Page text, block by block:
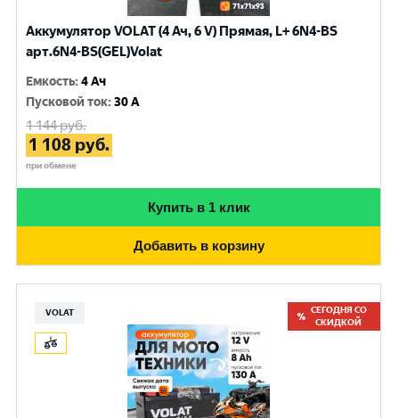
Аккумулятор VOLAT (4 Ач, 6 V) Прямая, L+ 6N4-BS
арт.6N4-BS(GEL)Volat
Емкость:4 Ач
Пусковой ток:30 A
1 144руб.
1 108 руб.
при обмене
Купить в 1 клик
Добавить в корзину
VOLAT
СЕГОДНЯ СО
СКИДКОЙ